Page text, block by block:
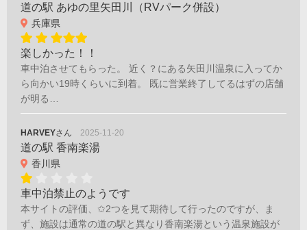
道の駅 あゆの里矢田川（RVパーク併設）
兵庫県
楽しかった！！
車中泊させてもらった。 近く？にある矢田川温泉に入ってか
ら向かい19時くらいに到着。 既に営業終了してるはずの店舗
が明る…
HARVEYさん 2025-11-20
道の駅 香南楽湯
香川県
車中泊禁止のようです
本サイトの評価、✩2つを見て期待して行ったのですが、ま
ず、施設は通常の道の駅と異なり香南楽湯という温泉施設が